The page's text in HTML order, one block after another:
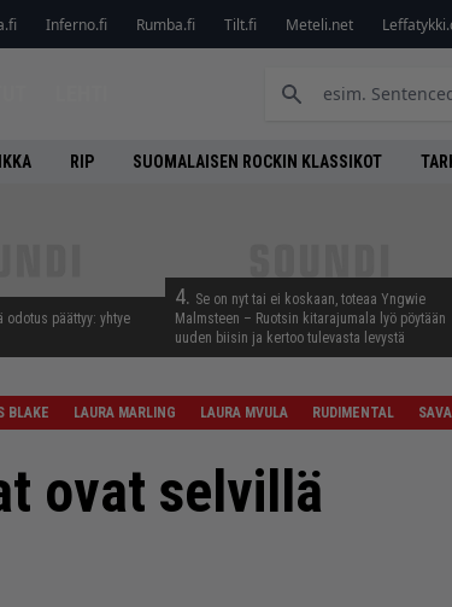
Inferno.fi Rumba.fi Tilt.fi Meteli.net
RIP SUOMALAISEN ROCKIN KLASSIKOT
odotus päättyy: yhtye
4. Se on nyt tai ei koskaan, toteaa Yngwie
Malmsteen – Ruotsin kitarajumala lyö pöytään
uuden biisin ja kertoo tulevasta levystä
BLAKE LAURA MARLING LAURA MVULA RUDIMENTAL
ovat selvillä